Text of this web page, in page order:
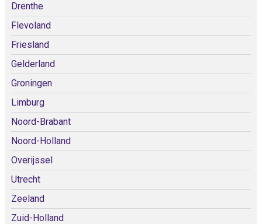
Drenthe
Flevoland
Friesland
Gelderland
Groningen
Limburg
Noord-Brabant
Noord-Holland
Overijssel
Utrecht
Zeeland
Zuid-Holland